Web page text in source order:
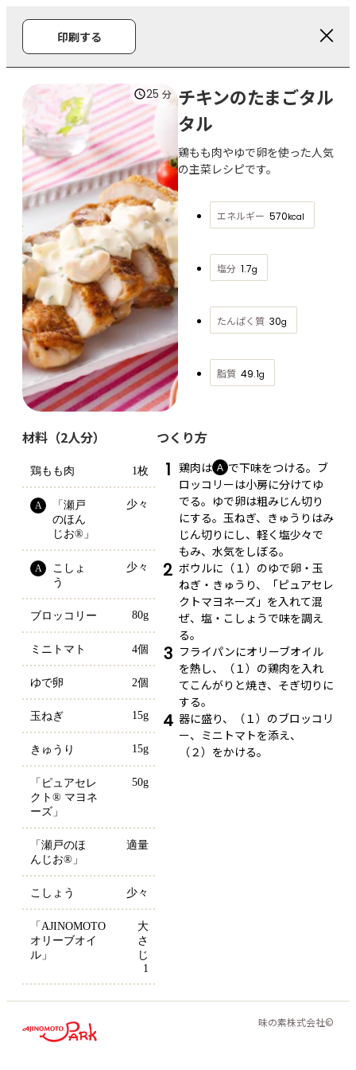
印刷する
25 分 チキンのたまごタル
タル
鶏もも肉やゆで卵を使った人気
の主菜レシピです。
エネルギー 570kcal
塩分 1.7g
たんぱく質 30g
脂質 49.1g
材料（2人分）
鶏もも肉 1枚
A
「瀬戸
のほん
じお®」
少々
A
こしょ
う
少々
ブロッコリー 80g
ミニトマト 4個
ゆで卵 2個
玉ねぎ 15g
きゅうり 15g
「ピュアセレ
クト® マヨネ
ーズ」
50g
「瀬戸のほ
んじお®」
適量
こしょう 少々
「AJINOMOTO
オリーブオイ
ル」
大
さ
じ
1
つくり方
1 鶏肉は Ａ で下味をつける。ブ
ロッコリーは小房に分けてゆ
でる。ゆで卵は粗みじん切り
にする。玉ねぎ、きゅうりはみ
じん切りにし、軽く塩少々で
もみ、水気をしぼる。
2 ボウルに（１）のゆで卵・玉
ねぎ・きゅうり、「ピュアセレ
クトマヨネーズ」を入れて混
ぜ、塩・こしょうで味を調え
る。
3 フライパンにオリーブオイル
を熱し、（１）の鶏肉を入れ
てこんがりと焼き、そぎ切りに
する。
4 器に盛り、（１）のブロッコリ
ー、ミニトマトを添え、
（２）をかける。
味の素株式会社©